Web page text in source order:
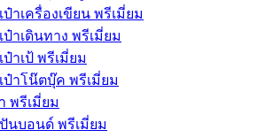
ป๋าเครื่องเขียน พรีเมี่ยม
ป๋าเดินทาง พรีเมี่ยม
ป๋าเป้ พรีเมี่ยม
ป๋าโน๊ตบุ๊ค พรีเมี่ยม
พรีเมี่ยม
นบอนด์ พรีเมี่ยม